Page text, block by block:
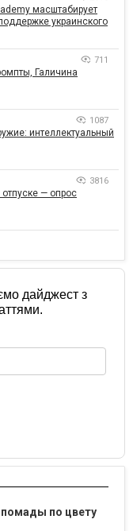
масштабирует
украинского
711
Галичина
1087
интеллектуальный
3816
— опрос
дайджест з
по цвету